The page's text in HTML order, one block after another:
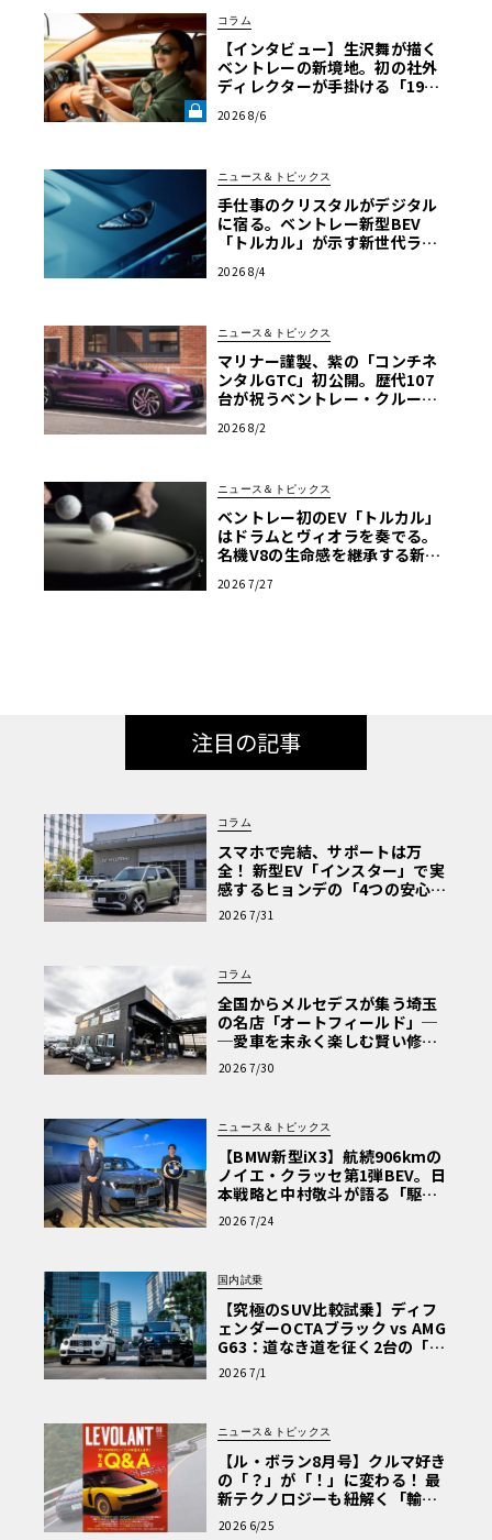
コラム
【インタビュー】生沢舞が描く
ベントレーの新境地。初の社外
ディレクターが手掛ける「1919
ドウッドFoS 2026】《LE VOLA
2026 8/6
ニュース＆トピックス
手仕事のクリスタルがデジタル
に宿る。ベントレー新型BEV
「トルカル」が示す新世代ラグ
2026 8/4
ニュース＆トピックス
マリナー謹製、紫の「コンチネ
ンタルGTC」初公開。歴代107
台が祝うベントレー・クルー工
2026 8/2
ニュース＆トピックス
ベントレー初のEV「トルカル」
はドラムとヴィオラを奏でる。
名機V8の生命感を継承する新た
2026 7/27
注目の記事
コラム
スマホで完結、サポートは万
全！ 新型EV「インスター」で実
感するヒョンデの「4つの安心」
【第1回・ヒョンデ6つの疑問：
Why? Hyundai?】〈PR〉
2026 7/31
コラム
全国からメルセデスが集う埼玉
の名店「オートフィールド」─
─愛車を末永く楽しむ賢い修理
術と、プロがフックス製オイル
を選ぶ理由〈PR〉
2026 7/30
ニュース＆トピックス
【BMW新型iX3】航続906kmの
ノイエ・クラッセ第1弾BEV。日
本戦略と中村敬斗が語る「駆け
ぬける歓び」
2026 7/24
国内試乗
【究極のSUV比較試乗】ディフ
ェンダーOCTAブラック vs AMG
G63：道なき道を征く2台の「対
極的アプローチ」
2026 7/1
ニュース＆トピックス
【ル・ボラン8月号】クルマ好き
の「？」が「！」に変わる！ 最
新テクノロジーも紐解く「輸入
車Q&A」
2026 6/25